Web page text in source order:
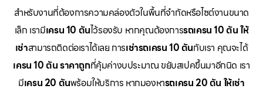
สำหรับงานที่ต้องการความคล่องตัวในพื้นที่จำกัดหรือไซต์งานขนาด
เล็ก เรามีเครน 10 ตันไว้รองรับ หากคุณต้องการรถเครน 10 ตัน ให้
เช่าสามารถติดต่อเราได้เลย การเช่ารถเครน 10 ตันกับเรา คุณจะได้
เครน 10 ตัน ราคาถูกที่คุ้มค่างบประมาณ ขยับสเปคขึ้นมาอีกนิด เรา
มีเครน 20 ตันพร้อมให้บริการ หากมองหารถเครน 20 ตัน ให้เช่า